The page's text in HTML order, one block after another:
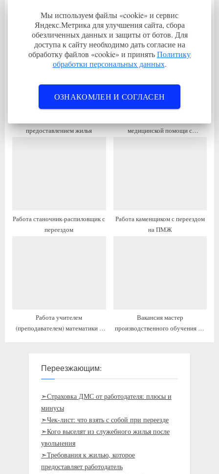
и
д
у
ю
п
Связанные записи
предоставлением жилья
медицинской помощи с
Работа станочник-распиловщик с
переездом
Работа каменщиком с переездом
на ПМЖ
Работа учителем
(преподавателем) математики с
Вакансия мастер
производственного обучения по
Переезжающим:
➣Страховка ДМС от работодателя: плюсы и
минусы
➣Чек-лист: что взять с собой при переезде
➣Кого выселят из служебного жилья после
увольнения
➣Требования к жилью, которое
предоставляет работодатель
Мы используем файлы «cookie» и сервис
Яндекс.Метрика для улучшения сайта, сбора
обезличенных данных и защиты от ботов. Для
доступа к сайту необходимо дать согласие на
обработку файлов «cookie» и принятьПолитику
обработки персональных данных.
ОЗНАКОМЛЕН И СОГЛАСЕН